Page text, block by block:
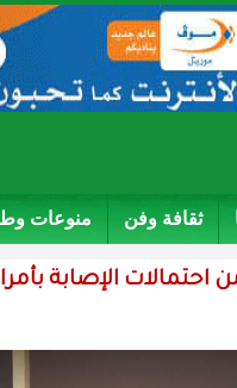
ثقافة وفن منوعات
الإصابة